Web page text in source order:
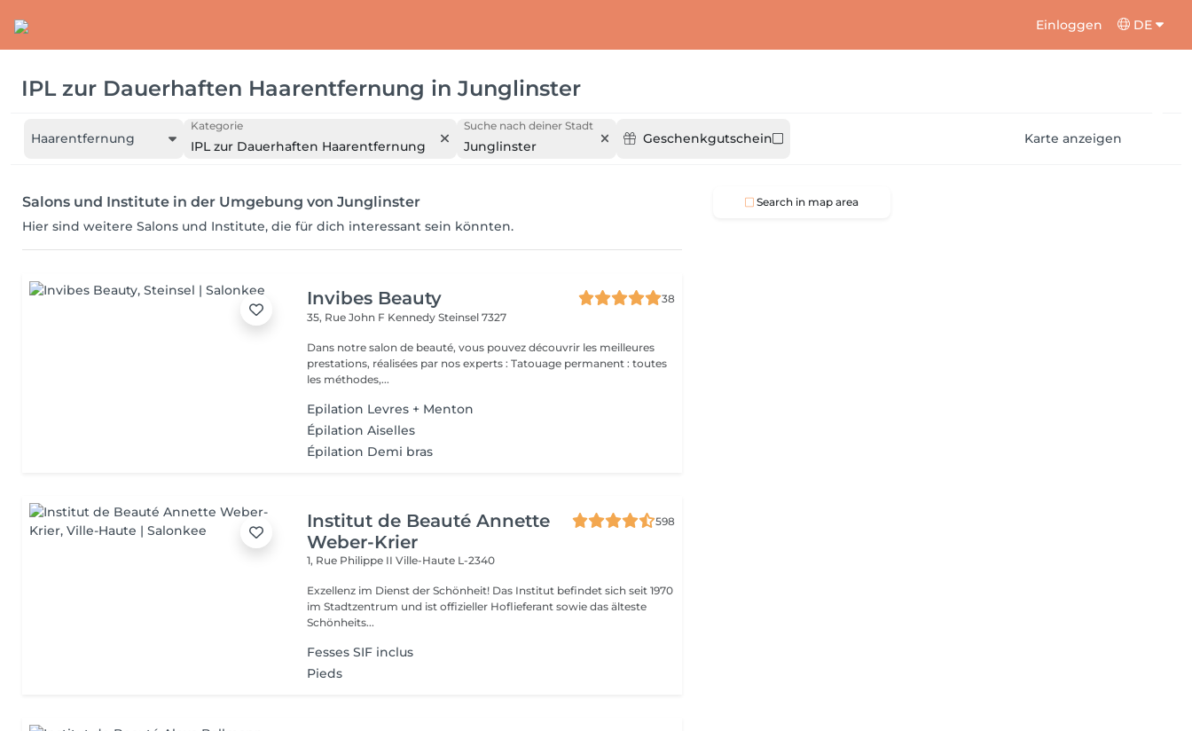
Einloggen DE
IPL zur Dauerhaften Haarentfernung in Junglinster
Haarentfernung
Kategorie
IPL zur Dauerhaften Haarentfernung
Suche nach deiner Stadt
Junglinster Geschenkgutschein Karte anzeigen
Salons und Institute in der Umgebung von Junglinster
Hier sind weitere Salons und Institute, die für dich interessant sein könnten.
Invibes Beauty
38
35, Rue John F KennedySteinsel 7327
Dans notre salon de beauté, vous pouvez découvrir les meilleures
prestations, réalisées par nos experts : Tatouage permanent : toutes
les méthodes,...
Epilation Levres + Menton
Épilation Aiselles
Épilation Demi bras
Institut de Beauté Annette
Weber-Krier
598
1, Rue Philippe IIVille-Haute L-2340
Exzellenz im Dienst der Schönheit! Das Institut befindet sich seit 1970
im Stadtzentrum und ist offizieller Hoflieferant sowie das älteste
Schönheits...
Fesses SIF inclus
Pieds
Search in map area